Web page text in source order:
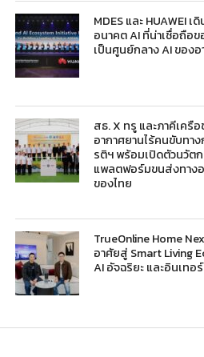
MDES และ HUAWEI
อนาคต AI ที่น่าเชื่อถือ
เป็นศูนย์กลาง AI ของอ
สธ. X ทรู และภาคีเครื
อากาศยานไร้คนขับทา
รติฯ พร้อมเปิดตัวนวัต
แพลตฟอร์มขนส่งทาง
ของไทย
TrueOnline Home
อาศัยสู่ Smart Living
AI อัจฉริยะ และอินเทอ